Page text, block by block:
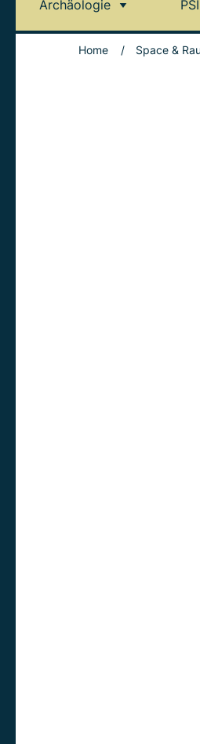
Archäologie
Home / Space &